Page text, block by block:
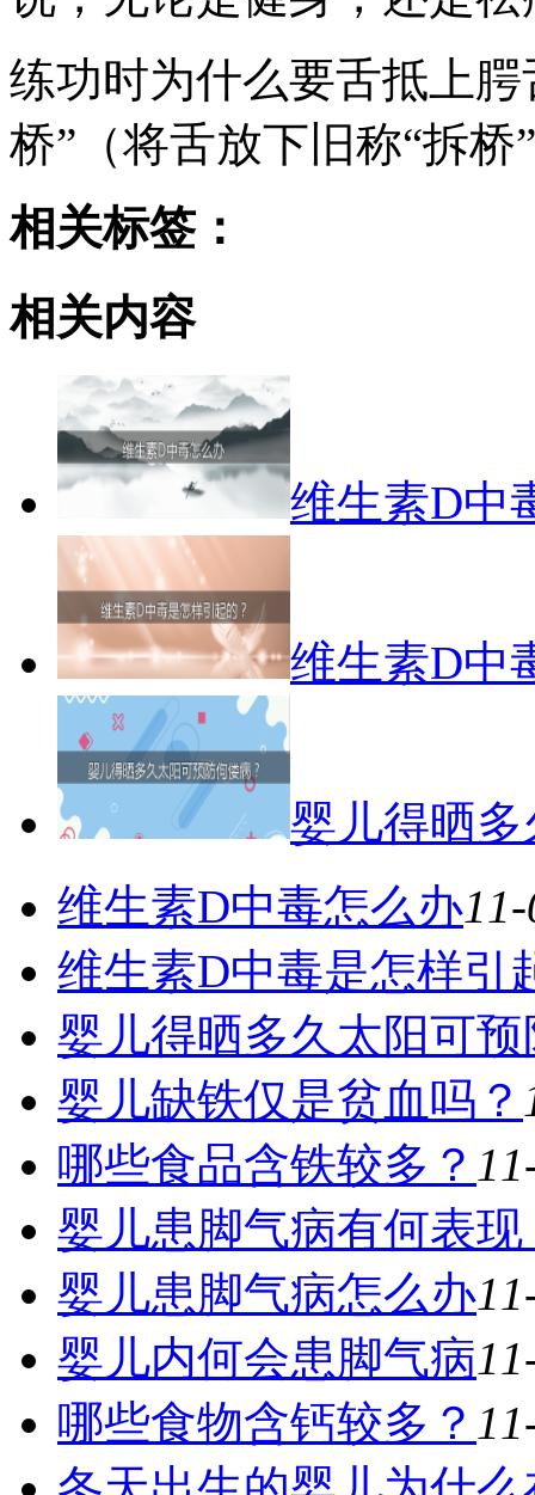
练功时为什么要舌抵上
桥”（将舌放下旧称“拆桥
相关标签：
相关内容
维生素D中
维生素D中
婴儿得晒
维生素D中毒怎么办
维生素D中毒是怎样引
婴儿得晒多久太阳可预
婴儿缺铁仅是贫血吗？
哪些食品含铁较多？
婴儿患脚气病有何表现
婴儿患脚气病怎么办
婴儿内何会患脚气病
哪些食物含钙较多？